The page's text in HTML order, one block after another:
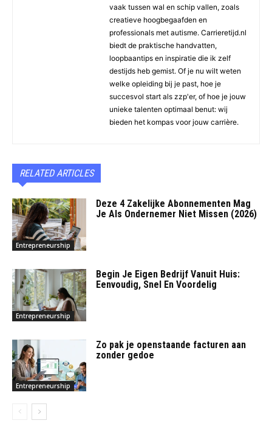
vaak tussen wal en schip vallen, zoals
creatieve hoogbegaafden en
professionals met autisme. Carrieretijd.nl
biedt de praktische handvatten,
loopbaantips en inspiratie die ik zelf
destijds heb gemist. Of je nu wilt weten
welke opleiding bij je past, hoe je
succesvol start als zzp'er, of hoe je jouw
unieke talenten optimaal benut: wij
bieden het kompas voor jouw carrière.
RELATED ARTICLES
Entrepreneurship
Deze 4 Zakelijke Abonnementen Mag
Je Als Ondernemer Niet Missen (2026)
Entrepreneurship
Begin Je Eigen Bedrijf Vanuit Huis:
Eenvoudig, Snel En Voordelig
Entrepreneurship
Zo pak je openstaande facturen aan
zonder gedoe